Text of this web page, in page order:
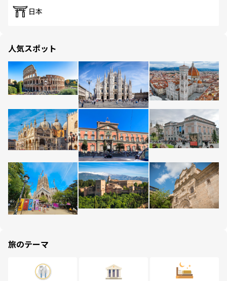
日本
人気スポット
旅のテーマ